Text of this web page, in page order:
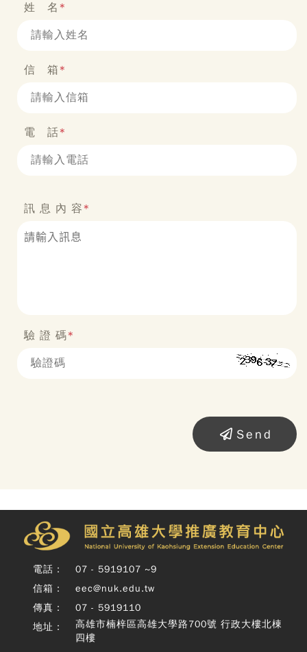
姓 名 *
信 箱*
電 話*
訊 息 內 容*
驗 證 碼*
Send
電話：
07 - 5919107 ~9
信箱：
eec@nuk.edu.tw
傳真：
07 - 5919110
地址：
高雄市楠梓區高雄大學路700號 行政大樓北棟
四樓